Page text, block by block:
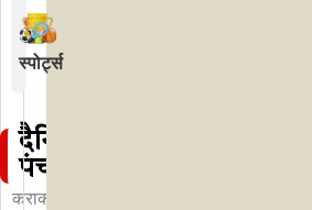
स्पोर्ट्स
दैनिक
पंचांग
कराकस,